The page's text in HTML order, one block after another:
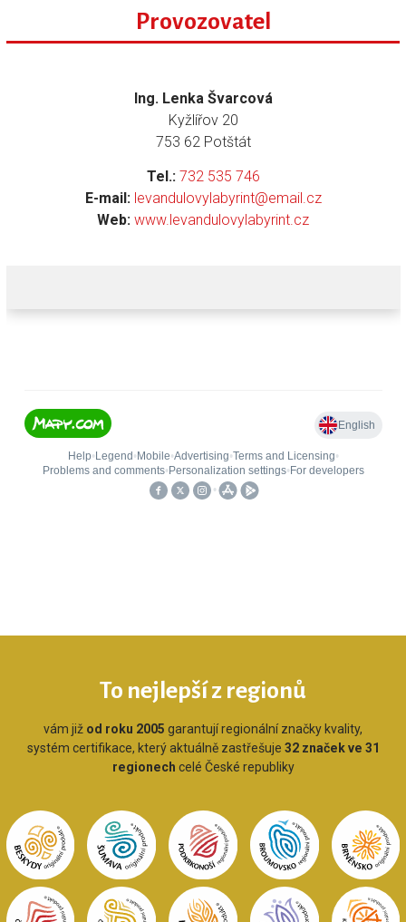
Provozovatel
Ing. Lenka Švarcová
Kyžlířov 20
753 62 Potštát
Tel.: 732 535 746
E-mail: levandulovylabyrint@email.cz
Web: www.levandulovylabyrint.cz
To nejlepší z regionů
vám již od roku 2005 garantují regionální značky kvality,
systém certifikace, který aktuálně zastřešuje 32 značek ve 31
regionech celé České republiky